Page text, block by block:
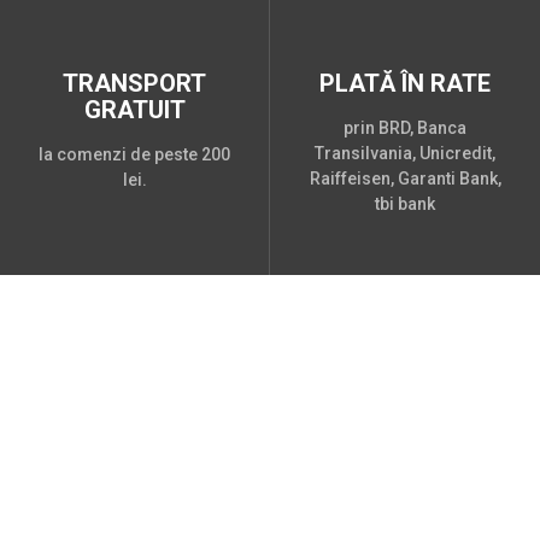
TRANSPORT
GRATUIT
la comenzi de peste 200
lei.
PLATĂ ÎN RATE
prin BRD, Banca
Transilvania, Unicredit,
Raiffeisen, Garanti Bank,
tbi bank